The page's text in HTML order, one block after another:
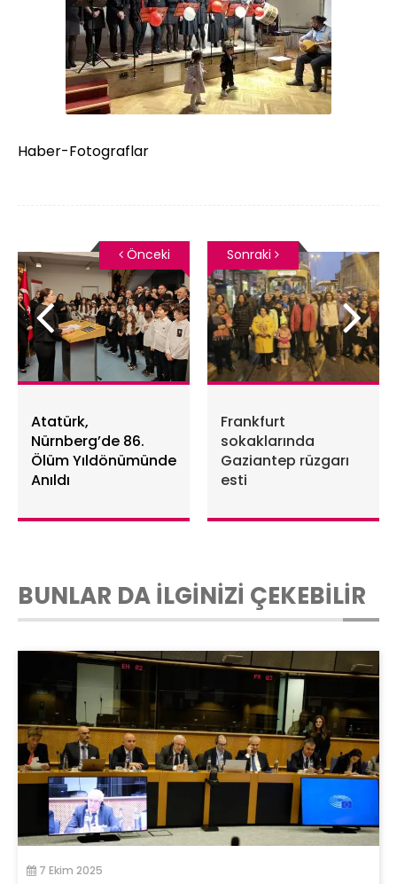
Haber-Fotograflar
Atatürk,
Nürnberg’de 86.
Ölüm Yıldönümünde
Anıldı
Önceki
Frankfurt
sokaklarında
Gaziantep rüzgarı
esti
Sonraki
BUNLAR DA İLGİNİZİ ÇEKEBİLİR
7 Ekim 2025